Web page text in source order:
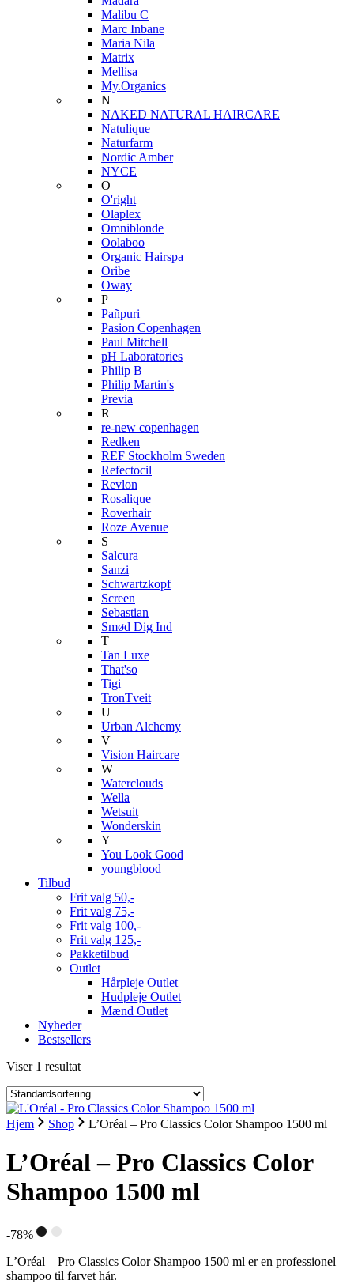
Malibu C
Marc Inbane
Maria Nila
Matrix
Mellisa
My.Organics
N
NAKED NATURAL HAIRCARE
Natulique
Naturfarm
Nordic Amber
NYCE
O
O'right
Olaplex
Omniblonde
Oolaboo
Organic Hairspa
Oribe
Oway
P
Pañpuri
Pasion Copenhagen
Paul Mitchell
pH Laboratories
Philip B
Philip Martin's
Previa
R
re-new copenhagen
Redken
REF Stockholm Sweden
Refectocil
Revlon
Rosalique
Roverhair
Roze Avenue
S
Salcura
Sanzi
Schwartzkopf
Screen
Sebastian
Smød Dig Ind
T
Tan Luxe
That'so
Tigi
TronTveit
U
Urban Alchemy
V
Vision Haircare
W
Waterclouds
Wella
Wetsuit
Wonderskin
Y
You Look Good
youngblood
Tilbud
Frit valg 50,-
Frit valg 75,-
Frit valg 100,-
Frit valg 125,-
Pakketilbud
Outlet
Hårpleje Outlet
Hudpleje Outlet
Mænd Outlet
Nyheder
Bestsellers
Viser 1 resultat
Hjem Shop L’Oréal – Pro Classics Color Shampoo 1500 ml
L’Oréal – Pro Classics Color
Shampoo 1500 ml
-78%
L’Oréal – Pro Classics Color Shampoo 1500 ml er en professionel
shampoo til farvet hår.